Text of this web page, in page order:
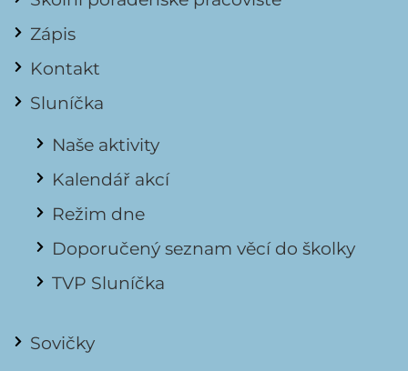
Zápis
Kontakt
Sluníčka
Naše aktivity
Kalendář akcí
Režim dne
Doporučený seznam věcí do školky
TVP Sluníčka
Sovičky